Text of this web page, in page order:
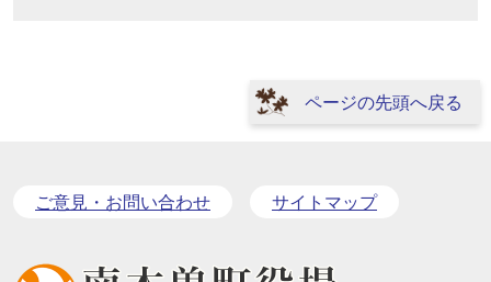
ページの先頭へ戻る
ご意見・お問い合わせ サイトマップ